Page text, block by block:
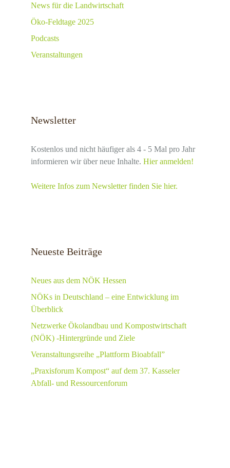
News für die Landwirtschaft
Öko-Feldtage 2025
Podcasts
Veranstaltungen
Newsletter
Kostenlos und nicht häufiger als 4 - 5 Mal pro Jahr
informieren wir über neue Inhalte. Hier anmelden!
Weitere Infos zum Newsletter finden Sie hier.
Neueste Beiträge
Neues aus dem NÖK Hessen
NÖKs in Deutschland – eine Entwicklung im
Überblick
Netzwerke Ökolandbau und Kompostwirtschaft
(NÖK) -Hintergründe und Ziele
Veranstaltungsreihe „Plattform Bioabfall”
„Praxisforum Kompost“ auf dem 37. Kasseler
Abfall- und Ressourcenforum